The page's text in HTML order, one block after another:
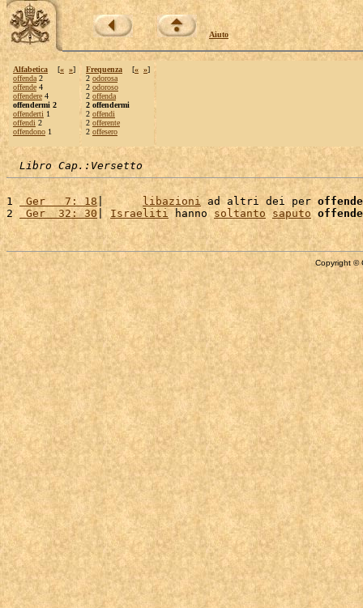
Aiuto
Alfabetica [« »]
offenda 2
offende 4
offendere 4
offendermi 2
offenderti 1
offendi 2
offendono 1
Frequenza [« »]
2 odorosa
2 odoroso
2 offenda
2 offendermi
2 offendi
2 offerente
2 offesero
Libro Cap.:Versetto
1 Ger   7: 18| libazioni ad altri dei per
2
Ger  32: 30 Israeliti hanno soltanto saputo
Copyright ©